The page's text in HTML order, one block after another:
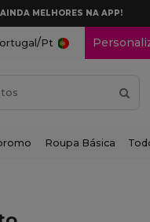
MELHORES NA APP!
/Pt
Roupa Básica